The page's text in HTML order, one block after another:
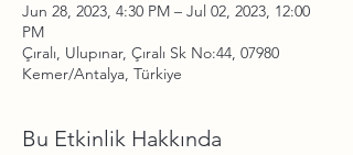
Jun 28, 2023, 4:30 PM – Jul 02, 2023, 12:00
PM
Çıralı, Ulupınar, Çıralı Sk No:44, 07980
Kemer/Antalya, Türkiye
Bu Etkinlik Hakkında